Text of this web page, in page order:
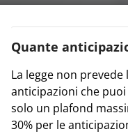
Quante
La legge non
anticipazioni che
solo un plafond
30% per le